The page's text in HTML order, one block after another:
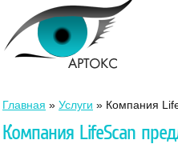
Главная » Услуги » Компания
Компания LifeScan